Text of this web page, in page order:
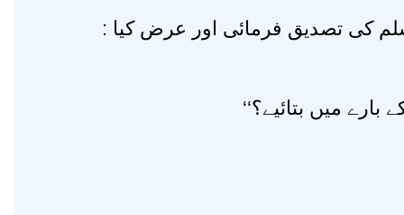
کی تصدیق فرمائی اور عرض کیا :
میں بتائیے؟‘‘